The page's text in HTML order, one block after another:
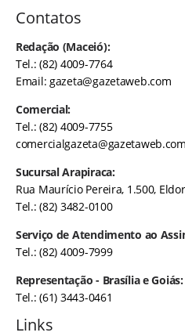
Contatos
Redação (Maceió):
Tel.: (82) 4009-7764
Email:gazeta@gazetaweb.com
Comercial:
Tel.: (82) 4009-7755
comercialgazeta@gazetaweb.com
Sucursal Arapiraca:
Rua Maurício Pereira, 1.500,
Tel.: (82) 3482-0100
Serviço de Atendimento ao
Tel.: (82) 4009-7999
Representação - Brasília e
Tel.: (61) 3443-0461
Links